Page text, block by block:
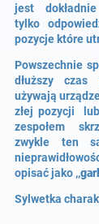
jest
tylko
pozycje które
Powszechnie
dłuższy czas
używają
złej pozycji
zespołem
zwykle ten
opisać jako ,,
Sylwetka